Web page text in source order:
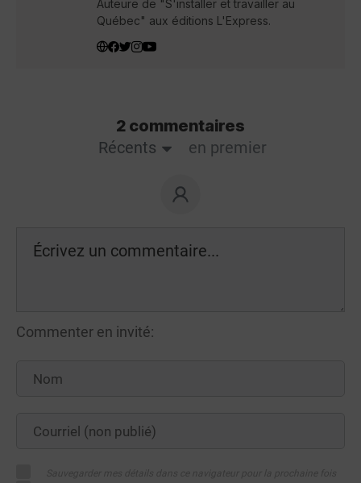
Auteure de "S'installer et travailler au
Québec" aux éditions L'Express.
2 commentaires
Récents
en premier
Commenter en invité: